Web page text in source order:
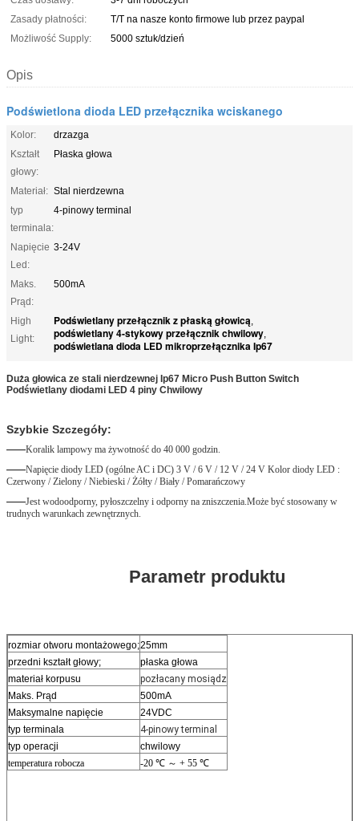
Zasady płatności:
T/T na nasze konto firmowe lub przez paypal
Możliwość Supply:
5000 sztuk/dzień
Opis
Podświetlona dioda LED przełącznika wciskanego
Kolor:
drzazga
Kształt
głowy:
Płaska głowa
Materiał: Stal nierdzewna
typ
terminala:
4-pinowy terminal
Napięcie
Led:
3-24V
Maks.
Prąd:
500mA
High
Light:
Podświetlany przełącznik z płaską głowicą,
podświetlany 4-stykowy przełącznik chwilowy,
podświetlana dioda LED mikroprzełącznika Ip67
Duża głowica ze stali nierdzewnej Ip67 Micro Push Button Switch
Podświetlany diodami LED 4 piny Chwilowy
Szybkie Szczegóły:
——Koralik lampowy ma żywotność do 40 000 godzin.
——Napięcie diody LED (ogólne AC i DC) 3 V / 6 V / 12 V / 24 V Kolor diody LED :
Czerwony / Zielony / Niebieski / Żółty / Biały / Pomarańczowy
——Jest wodoodporny, pyłoszczelny i odporny na zniszczenia.Może być stosowany w
trudnych warunkach zewnętrznych.
Parametr produktu
rozmiar otworu montażowego;25mm
przedni kształt głowy;
płaska głowa
materiał korpusu
pozłacany mosiądz
Maks. Prąd
500mA
Maksymalne napięcie
24VDC
typ terminala
4-pinowy terminal
typ operacji
chwilowy
temperatura robocza
-20 ℃ ～ + 55 ℃